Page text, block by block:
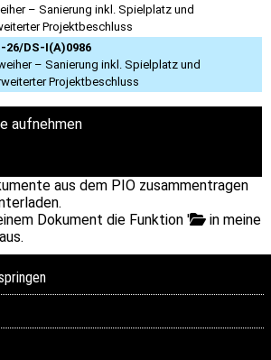
– Sanierung inkl. Spielplatz und
Projektbeschluss
26/DS-I(A)0986
– Sanierung inkl. Spielplatz und
Projektbeschluss
aufnehmen
aus dem PIO zusammentragen
Dokument die Funktion '
in meine